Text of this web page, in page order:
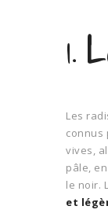
1.
Les
connus
vives,
pâle,
le noir.
et